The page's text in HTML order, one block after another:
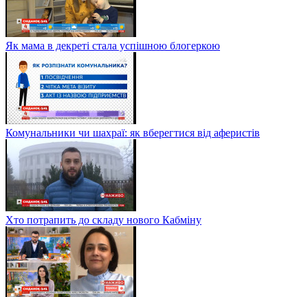
Як мама в декреті стала успішною блогеркою
Комунальники чи шахраї: як вберегтися від аферистів
Хто потрапить до складу нового Кабміну